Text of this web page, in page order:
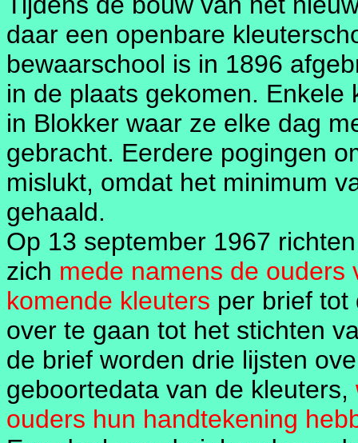
daar een openbare
bewaarschool is in 1896
in de plaats gekomen.
in Blokker waar ze elke dag
gebracht. Eerdere pogingen
mislukt, omdat het minimum
gehaald.
Op 13 september 1967
zich mede namens de
komende kleuters per brief tot
over te gaan tot het stichten
de brief worden drie lijsten
geboortedata van de kleuters,
ouders hun handtekening